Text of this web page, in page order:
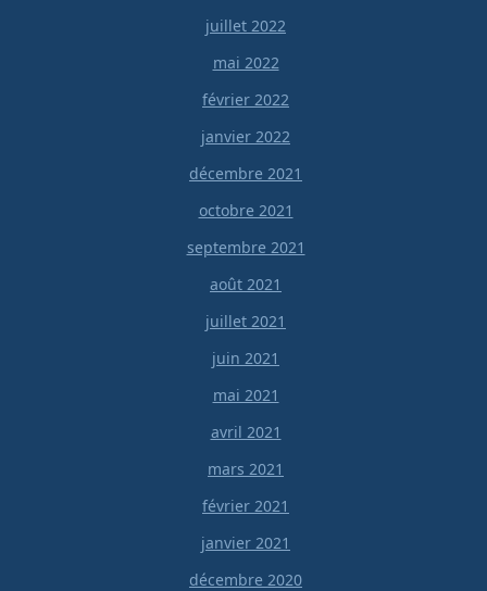
juillet 2022
mai 2022
février 2022
janvier 2022
décembre 2021
octobre 2021
septembre 2021
août 2021
juillet 2021
juin 2021
mai 2021
avril 2021
mars 2021
février 2021
janvier 2021
décembre 2020